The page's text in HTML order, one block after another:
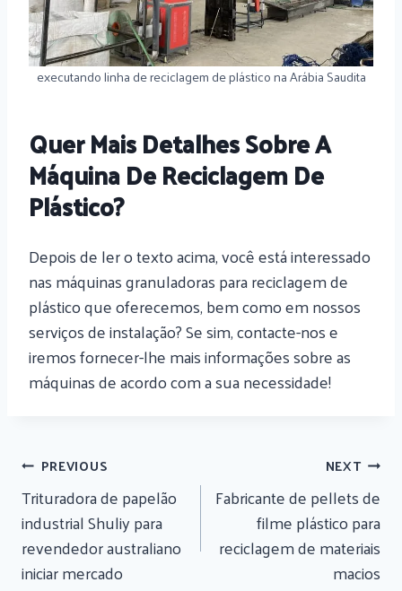
executando linha de reciclagem de plástico na Arábia Saudita
Quer Mais Detalhes Sobre A
Máquina De Reciclagem De
Plástico?
Depois de ler o texto acima, você está interessado
nas máquinas granuladoras para reciclagem de
plástico que oferecemos, bem como em nossos
serviços de instalação? Se sim, contacte-nos e
iremos fornecer-lhe mais informações sobre as
máquinas de acordo com a sua necessidade!
Navegação
De
Artigos
PREVIOUS
Trituradora de papelão
industrial Shuliy para
revendedor australiano
iniciar mercado
NEXT
Fabricante de pellets de
filme plástico para
reciclagem de materiais
macios